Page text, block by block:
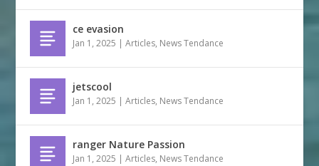
ce evasion
Jan 1, 2025 |Articles, News Tendance
jetscool
Jan 1, 2025 |Articles, News Tendance
ranger Nature Passion
Jan 1, 2025 |Articles, News Tendance